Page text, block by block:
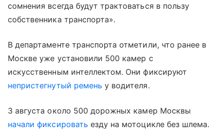
сомнения всегда будут трактоваться в пользу
собственника транспорта».
В департаменте транспорта отметили, что ранее в
Москве уже установили 500 камер с
искусственным интеллектом. Они фиксируют
непристегнутый ремень у водителя.
3 августа около 500 дорожных камер Москвы
начали фиксировать езду на мотоцикле без шлема.